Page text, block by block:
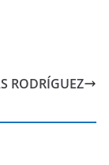
RODRÍGUEZ